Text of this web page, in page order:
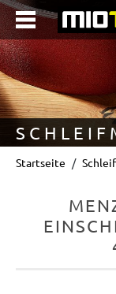
springen
Startseite